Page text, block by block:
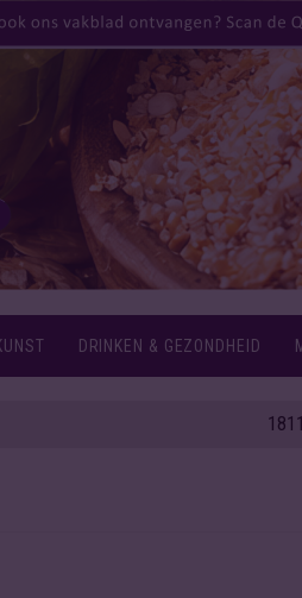
DRINKEN & GEZONDHEID
1811 riesling